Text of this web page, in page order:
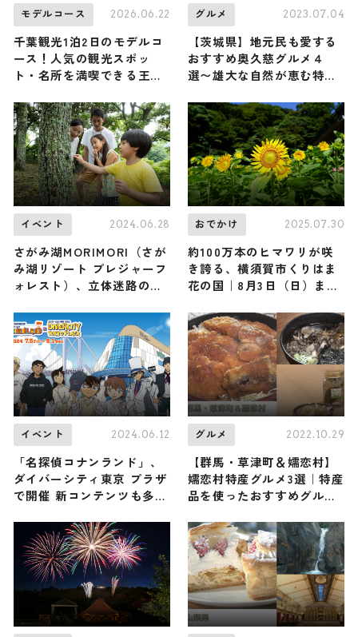
モデルコース 2026.06.22
千葉観光1泊2日のモデルコ
ース！人気の観光スポッ
ト・名所を満喫できる王道
グルメ 2023.07.04
【茨城県】地元民も愛する
おすすめ奥久慈グルメ４
選〜雄大な自然が恵む特産
イベント 2024.06.28
さがみ湖MORIMORI（さが
み湖リゾート プレジャーフ
ォレスト）、立体迷路の新
大級の巨大水遊び広場もオ
ープン
おでかけ 2025.07.30
約100万本のヒマワリが咲
き誇る、横須賀市くりはま
花の国｜8月3日（日）まで
イベント 2024.06.12
「名探偵コナンランド」、
ダイバーシティ東京 プラザ
で開催 新コンテンツも多数
グルメ 2022.10.29
【群馬・草津町＆嬬恋村】
嬬恋村特産グルメ3選｜特産
品を使ったおすすめグルメ